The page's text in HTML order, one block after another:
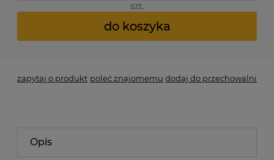
szt.
do koszyka
zapytaj o produkt poleć znajomemu dodaj do przechowalni
Opis